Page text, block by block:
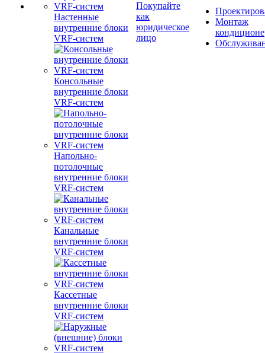
Настенные
внутренние блоки
VRF-систем
Консольные
внутренние блоки
VRF-систем
Напольно-
потолочные
внутренние блоки
VRF-систем
Канальные
внутренние блоки
VRF-систем
Кассетные
внутренние блоки
VRF-систем
Покупайте
как
юридическое
лицо
Монтаж